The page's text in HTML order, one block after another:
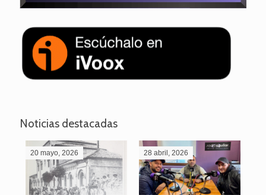
Noticias destacadas
20 mayo, 2026 28 abril, 2026